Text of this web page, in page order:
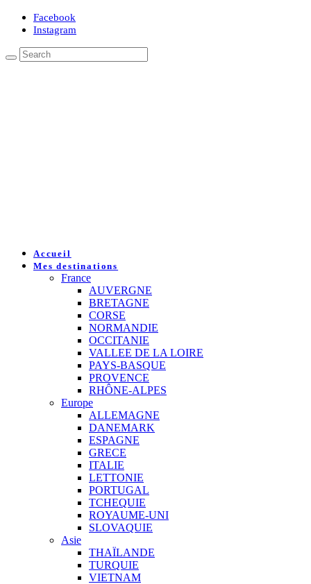
Facebook
Instagram
Accueil
Mes destinations
France
AUVERGNE
BRETAGNE
CORSE
NORMANDIE
OCCITANIE
VALLEE DE LA LOIRE
PAYS-BASQUE
PROVENCE
RHÔNE-ALPES
Europe
ALLEMAGNE
DANEMARK
ESPAGNE
GRECE
ITALIE
LETTONIE
PORTUGAL
TCHEQUIE
ROYAUME-UNI
SLOVAQUIE
Asie
THAÏLANDE
TURQUIE
VIETNAM